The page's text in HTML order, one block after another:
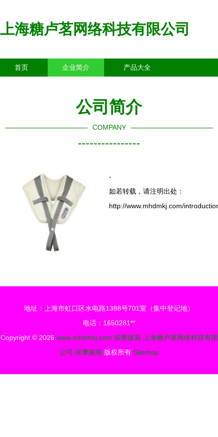
上海糖卢茗网络科技有限公司
首页 企业简介 产品大全
公司简介
COMPANY
----------------
-
如若转载，请注明出处：
http://www.mhdmkj.com/
地址：上海市虹口区水电路1388号701室（集中登记地）
电话：1650281**
Copyright © 2026 www.mhdmkj.com 按摩披肩
上海糖卢茗网络科技有限
公司 按摩披肩 版权所有 Sitemap